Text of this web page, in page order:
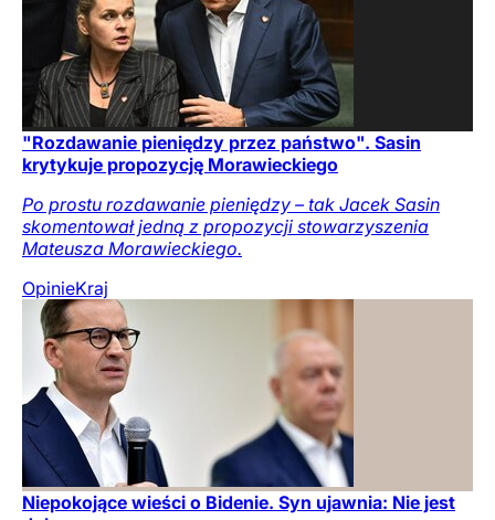
"Rozdawanie pieniędzy przez państwo". Sasin
krytykuje propozycję Morawieckiego
Po prostu rozdawanie pieniędzy – tak Jacek Sasin
skomentował jedną z propozycji stowarzyszenia
Mateusza Morawieckiego.
OpinieKraj
Niepokojące wieści o Bidenie. Syn ujawnia: Nie jest